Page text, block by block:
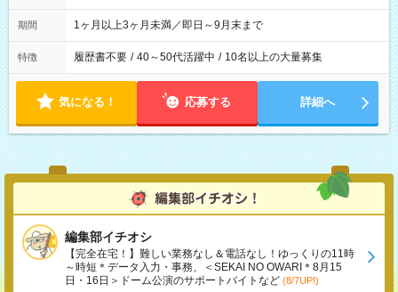
期間 1ヶ月以上3ヶ月未満／即日～9月末まで
特徴 履歴書不要 / 40～50代活躍中 / 10名以上の大量募集
気になる！ 応募する 詳細へ
編集部イチオシ
【完全在宅！】難しい業務なし＆電話なし！ゆっくりの11時
～時短＊データ入力・事務、＜SEKAI NO OWARI＊8月15
日・16日＞ドーム公演のサポートバイトなど (8/7UP!)